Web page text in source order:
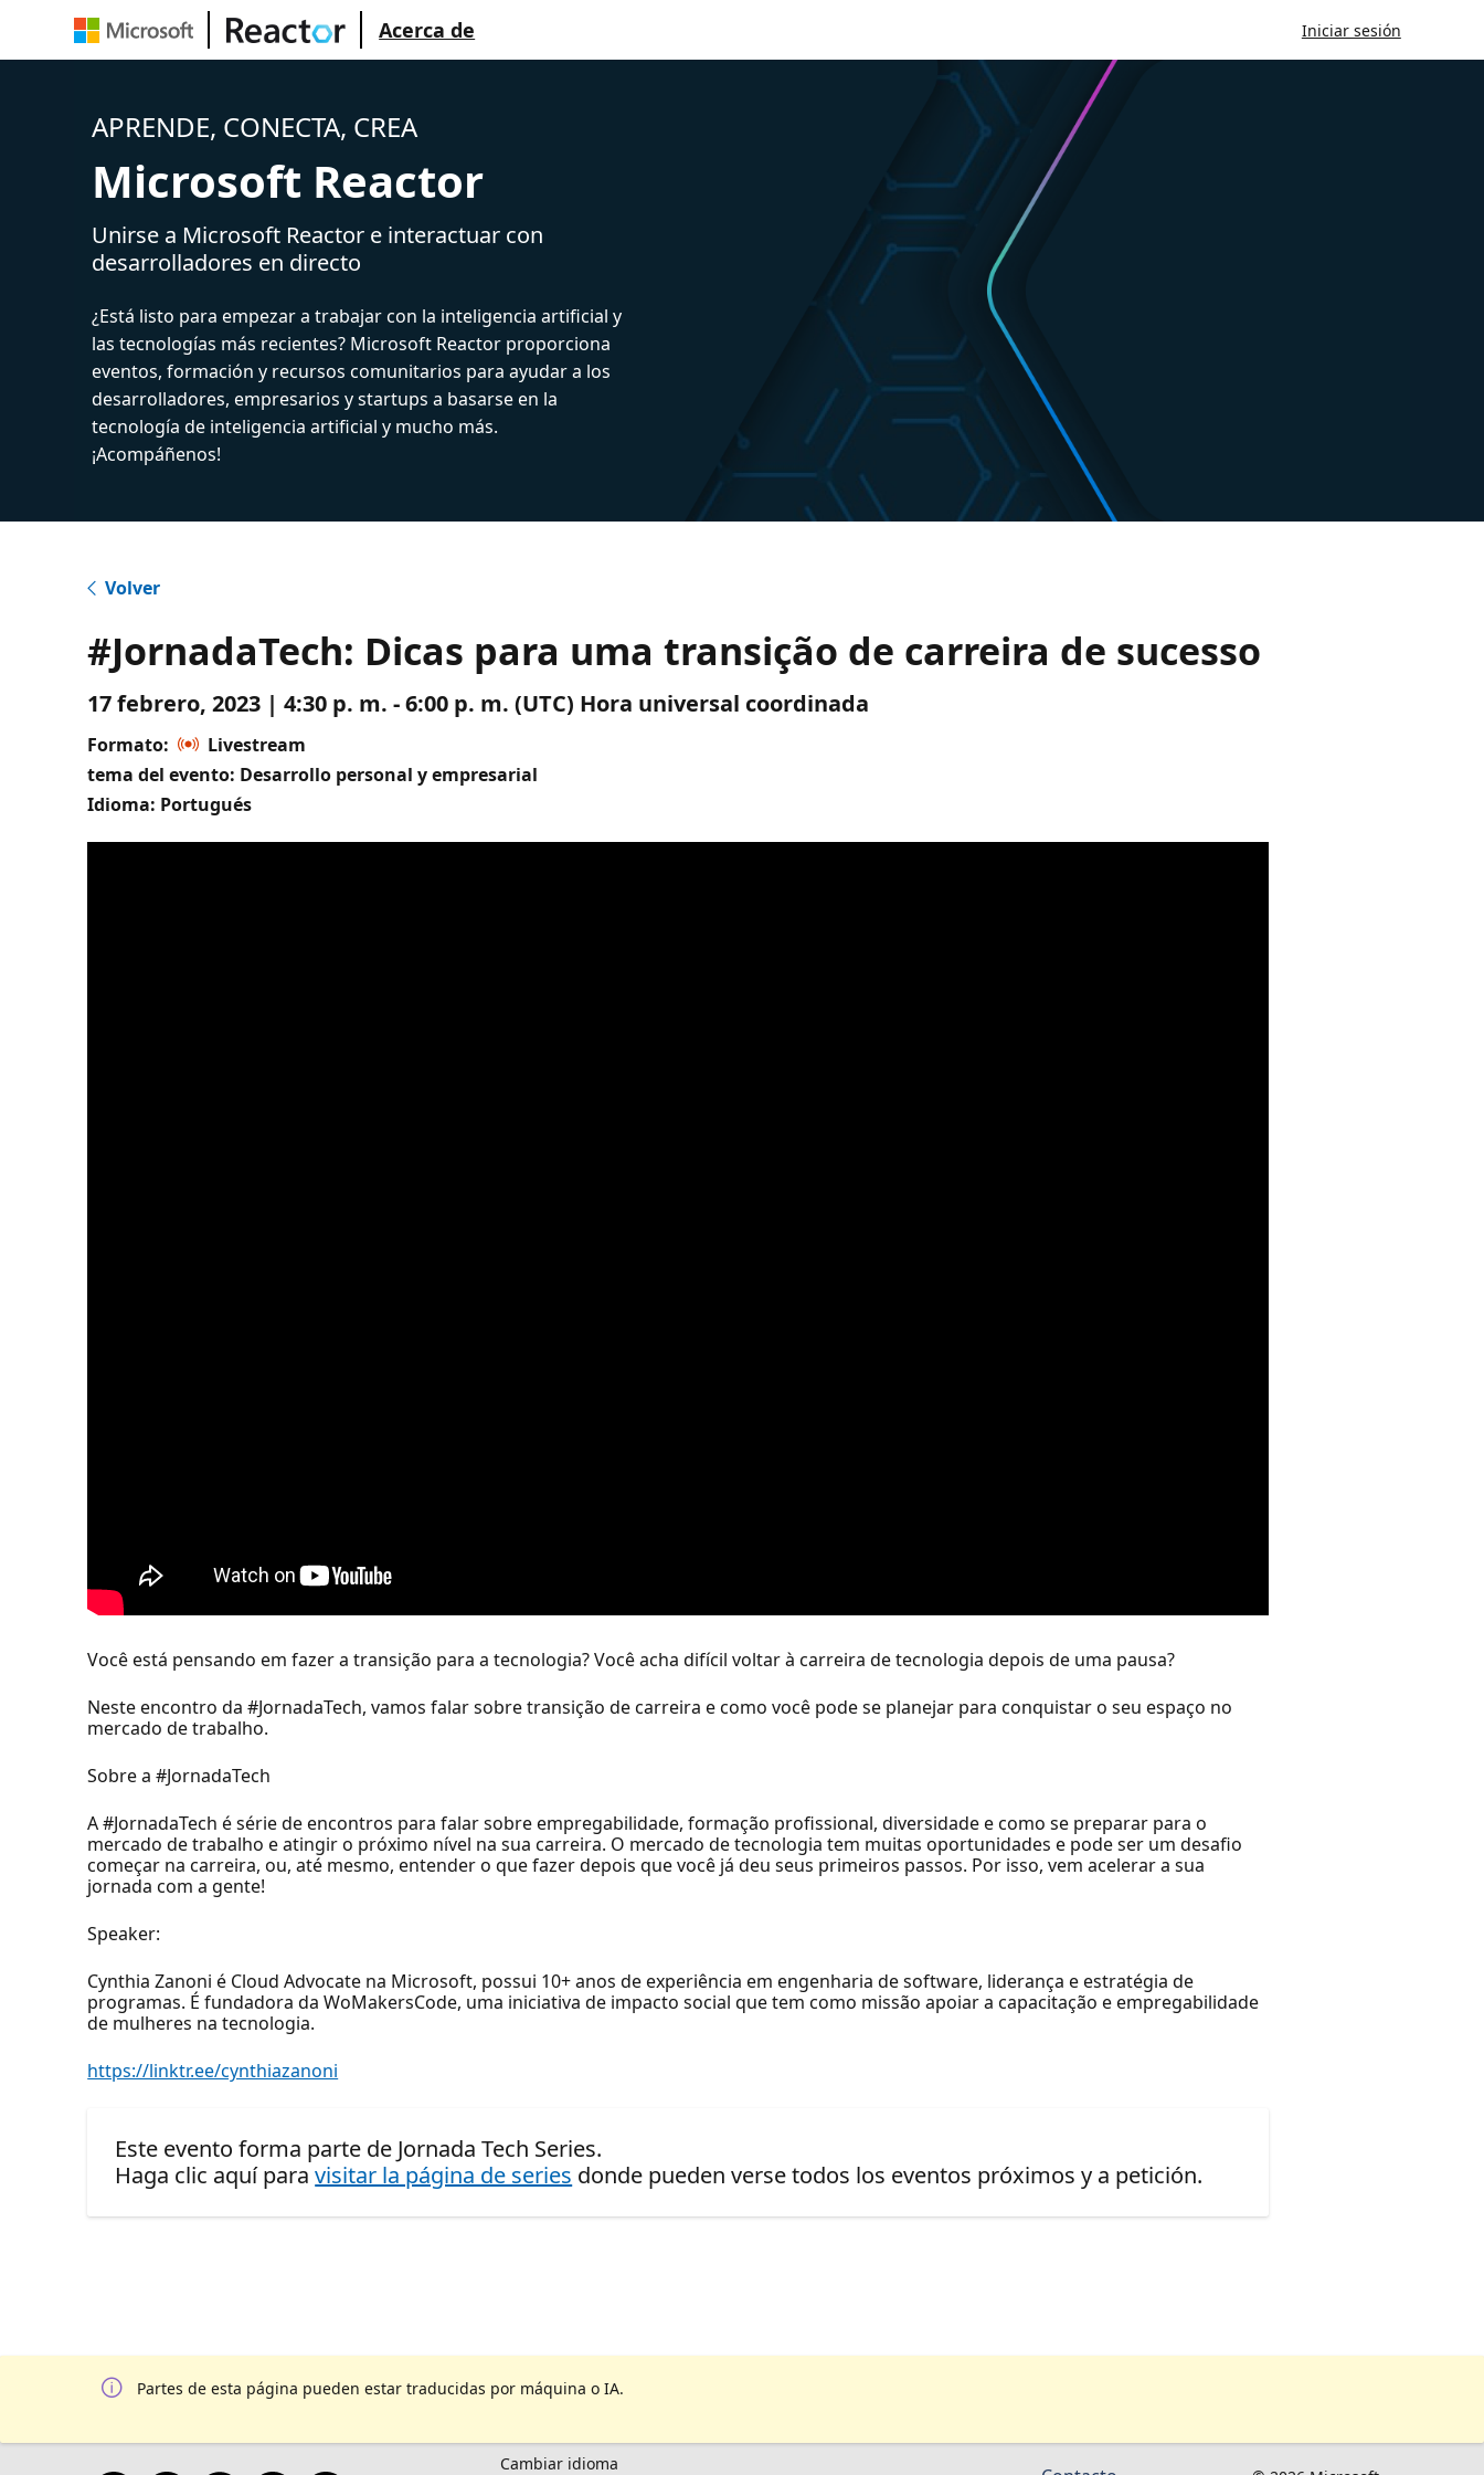
Acerca de Iniciar sesión
APRENDE, CONECTA, CREA
Microsoft Reactor
Unirse a Microsoft Reactor e interactuar con
desarrolladores en directo
¿Está listo para empezar a trabajar con la inteligencia artificial y
las tecnologías más recientes? Microsoft Reactor proporciona
eventos, formación y recursos comunitarios para ayudar a los
desarrolladores, empresarios y startups a basarse en la
tecnología de inteligencia artificial y mucho más.
¡Acompáñenos!
Volver
#JornadaTech: Dicas para uma transição de carreira de sucesso
17 febrero, 2023 | 4:30 p. m. - 6:00 p. m. (UTC) Hora universal coordinada
Formato:
Livestream
tema del evento: Desarrollo personal y empresarial
Idioma: Portugués
Você está pensando em fazer a transição para a tecnologia? Você acha difícil voltar à carreira de tecnologia depois de uma pausa?
Neste encontro da #JornadaTech, vamos falar sobre transição de carreira e como você pode se planejar para conquistar o seu espaço no
mercado de trabalho.
Sobre a #JornadaTech
A #JornadaTech é série de encontros para falar sobre empregabilidade, formação profissional, diversidade e como se preparar para o
mercado de trabalho e atingir o próximo nível na sua carreira. O mercado de tecnologia tem muitas oportunidades e pode ser um desafio
começar na carreira, ou, até mesmo, entender o que fazer depois que você já deu seus primeiros passos. Por isso, vem acelerar a sua
jornada com a gente!
Speaker:
Cynthia Zanoni é Cloud Advocate na Microsoft, possui 10+ anos de experiência em engenharia de software, liderança e estratégia de
programas. É fundadora da WoMakersCode, uma iniciativa de impacto social que tem como missão apoiar a capacitação e empregabilidade
de mulheres na tecnologia.
https://linktr.ee/cynthiazanoni
Este evento forma parte de Jornada Tech Series.
Haga clic aquí paravisitar la página de series donde pueden verse todos los eventos próximos y a petición.
Partes de esta página pueden estar traducidas por máquina o IA.
Cambiar idioma